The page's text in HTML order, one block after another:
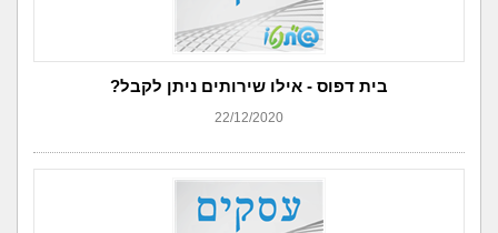
בית דפוס - אילו שירותים ניתן לקבל?
22/12/2020